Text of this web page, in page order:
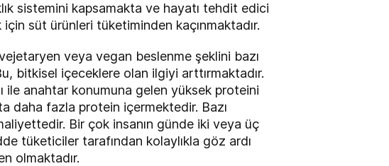
sistemini kapsamakta ve hayatı tehdit edici
süt ürünleri tüketiminden kaçınmaktadır.
veya vegan beslenme şeklini bazı
bitkisel içeceklere olan ilgiyi arttırmaktadır.
anahtar konumuna gelen yüksek proteini
daha fazla protein içermektedir. Bazı
Bir çok insanın günde iki veya üç
tüketiciler tarafından kolaylıkla göz ardı
olmaktadır.